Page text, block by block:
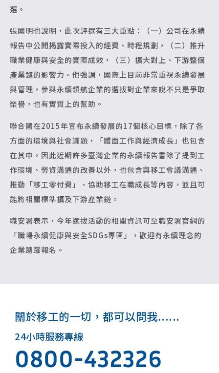
選。
張國明也說明，此次評選有三大重點：（一）公司在永續
報告中公開揭露實際投入的經費、時程規劃，（二）推升
職業健康與安全的實際成效，（三）擴大對上、下游整個
產業鏈的影響力。他強調，國際上目前非常重視永續發展
與管理，參與永續領航企業的選拔對企業來說不只是爭取
榮譽，也有實質上的幫助。
聯合國在2015年宣布永續發展的17個核心目標，除了各
方面的環境與社會議題，「體面工作與經濟成長」也包含
在其中，因此近期許多臺灣企業的永續報告書除了提到工
作環境、勞資溝通的改善以外，也包含與移工會議溝通、
推動「移工零付費」、協助移工在職成長等內容，並且可
能將相關標準擴及下游產業鏈。
職安署表示，今年選拔活動的相關資訊可至職安署官網的
「職場永續健康與安全SDGs專區」，歡迎有永續理念的
企業踴躍報名。
關於移工的一切，都可以問我......
24小時服務專線
0800-432326